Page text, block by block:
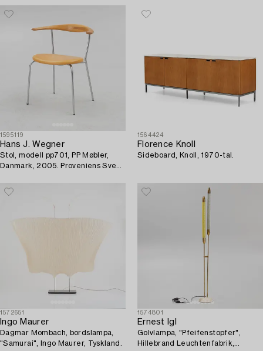
1595119
Hans J. Wegner
Stol, modell pp701, PP Møbler,
Danmark, 2005. Proveniens Sven
1564424
Florence Knoll
Sideboard, Knoll, 1970-tal.
1572651
Ingo Maurer
Dagmar Mombach, bordslampa,
"Samurai", Ingo Maurer, Tyskland.
1574801
Ernest Igl
Golvlampa, "Pfeifenstopfer",
Hillebrand Leuchtenfabrik,